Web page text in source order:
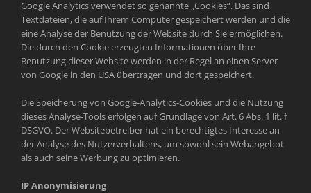
Google Analytics verwendet so genannte „Cookies“. Das sind
Textdateien, die auf Ihrem Computer gespeichert werden und die
eine Analyse der Benutzung der Website durch Sie ermöglichen.
Die durch den Cookie erzeugten Informationen über Ihre
Benutzung dieser Website werden in der Regel an einen Server
von Google in den USA übertragen und dort gespeichert.
Die Speicherung von Google-Analytics-Cookies und die Nutzung
dieses Analyse-Tools erfolgen auf Grundlage von Art. 6 Abs. 1 lit. f
DSGVO. Der Websitebetreiber hat ein berechtigtes Interesse an
der Analyse des Nutzerverhaltens, um sowohl sein Webangebot
als auch seine Werbung zu optimieren.
IP Anonymisierung